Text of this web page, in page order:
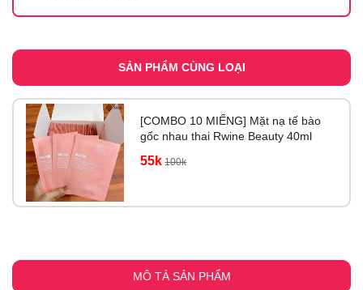
SẢN PHẨM CÙNG LOẠI
[COMBO 10 MIẾNG] Mặt nạ tế bào
gốc nhau thai Rwine Beauty 40ml
55k 100k
MÔ TẢ SẢN PHẨM